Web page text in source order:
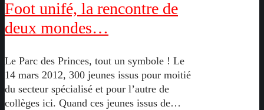
Foot unifé, la rencontre de
deux mondes…
Le Parc des Princes, tout un symbole ! Le
14 mars 2012, 300 jeunes issus pour moitié
du secteur spécialisé et pour l’autre de
collèges ici. Quand ces jeunes issus de…